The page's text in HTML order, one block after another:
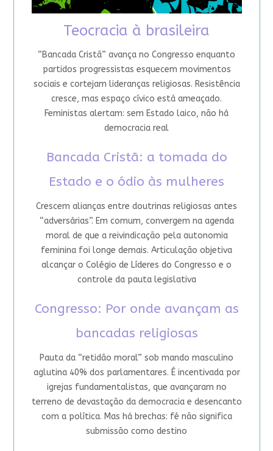
Teocracia à brasileira
“Bancada Cristã” avança no Congresso enquanto
partidos progressistas esquecem movimentos
sociais e cortejam lideranças religiosas. Resistência
cresce, mas espaço cívico está ameaçado.
Feministas alertam: sem Estado laico, não há
democracia real
Bancada Cristã: a tomada do
Estado e o ódio às mulheres
Crescem alianças entre doutrinas religiosas antes
“adversárias”. Em comum, convergem na agenda
moral de que a reivindicação pela autonomia
feminina foi longe demais. Articulação objetiva
alcançar o Colégio de Líderes do Congresso e o
controle da pauta legislativa
Congresso: Por onde avançam as
bancadas religiosas
Pauta da “retidão moral” sob mando masculino
aglutina 40% dos parlamentares. É incentivada por
igrejas fundamentalistas, que avançaram no
terreno de devastação da democracia e desencanto
com a política. Mas há brechas: fé não significa
submissão como destino